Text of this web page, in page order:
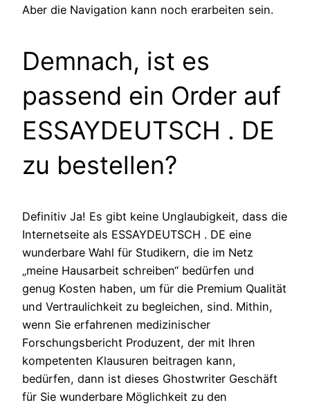
Aber die Navigation kann noch erarbeiten sein.
Demnach, ist es
passend ein Order auf
ESSAYDEUTSCH . DE
zu bestellen?
Definitiv Ja! Es gibt keine Unglaubigkeit, dass die
Internetseite als ESSAYDEUTSCH . DE eine
wunderbare Wahl für Studikern, die im Netz
„meine Hausarbeit schreiben“ bedürfen und
genug Kosten haben, um für die Premium Qualität
und Vertraulichkeit zu begleichen, sind. Mithin,
wenn Sie erfahrenen medizinischer
Forschungsbericht Produzent, der mit Ihren
kompetenten Klausuren beitragen kann,
bedürfen, dann ist dieses Ghostwriter Geschäft
für Sie wunderbare Möglichkeit zu den